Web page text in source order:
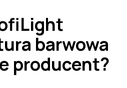
barwowa
producent?